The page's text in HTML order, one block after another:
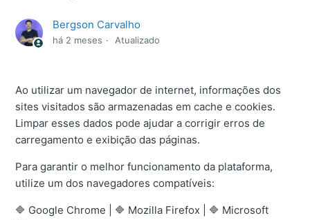
Bergson Carvalho
há 2 meses Atualizado
Ao utilizar um navegador de internet, informações dos
sites visitados são armazenadas em cache e cookies.
Limpar esses dados pode ajudar a corrigir erros de
carregamento e exibição das páginas.
Para garantir o melhor funcionamento da plataforma,
utilize um dos navegadores compatíveis:
🔷 Google Chrome | 🔷 Mozilla Firefox | 🔷 Microsoft